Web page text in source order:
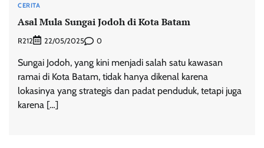
CERITA
Asal Mula Sungai Jodoh di Kota Batam
R212 22/05/2025 0
Sungai Jodoh, yang kini menjadi salah satu kawasan
ramai di Kota Batam, tidak hanya dikenal karena
lokasinya yang strategis dan padat penduduk, tetapi juga
karena […]